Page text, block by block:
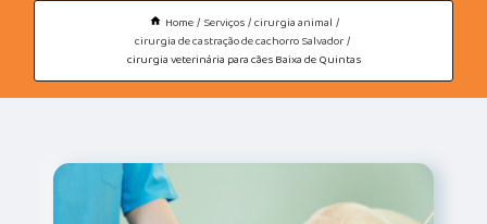
Home Serviços cirurgia animal
cirurgia de castração de cachorro Salvador
cirurgia veterinária para cães Baixa de Quintas